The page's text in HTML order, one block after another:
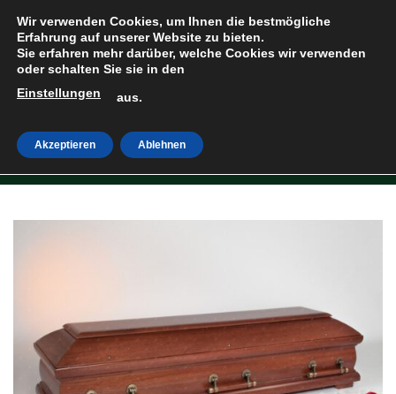
Inhalt
springen
HOME
Wir verwenden Cookies, um Ihnen die bestmögliche
Erfahrung auf unserer Website zu bieten.
Sie erfahren mehr darüber, welche Cookies wir verwenden
oder schalten Sie sie in den
Einstellungen
aus.
Akzeptieren Ablehnen